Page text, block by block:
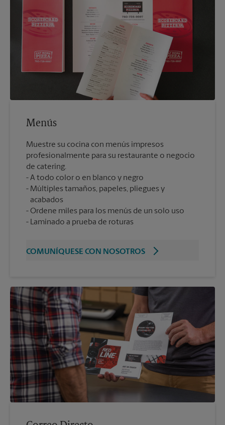
Menús
Muestre su cocina con menús impresos
profesionalmente para su restaurante o negocio
de catering.
A todo color o en blanco y negro
Múltiples tamaños, papeles, pliegues y
acabados
Ordene miles para los menús de un solo uso
Laminado a prueba de roturas
COMUNÍQUESE CON NOSOTROS